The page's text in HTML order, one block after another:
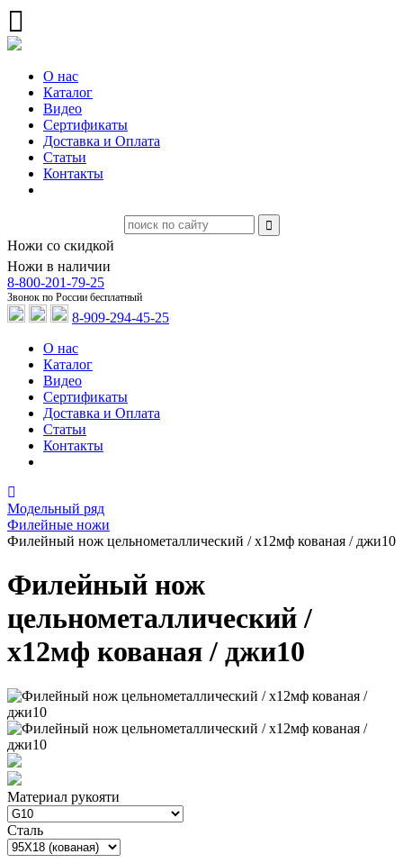
О нас
Каталог
Видео
Сертификаты
Доставка и Оплата
Статьи
Контакты
Ножи в наличии
Ножи со скидкой
8-800-201-79-25
Звонок по России бесплатный
8-909-294-45-25
О нас
Каталог
Видео
Сертификаты
Доставка и Оплата
Статьи
Контакты
Модельный ряд
Филейные ножи
Филейный нож цельнометаллический / х12мф кованая / джи10
Филейный нож
цельнометаллический /
х12мф кованая / джи10
Материал рукояти
Сталь